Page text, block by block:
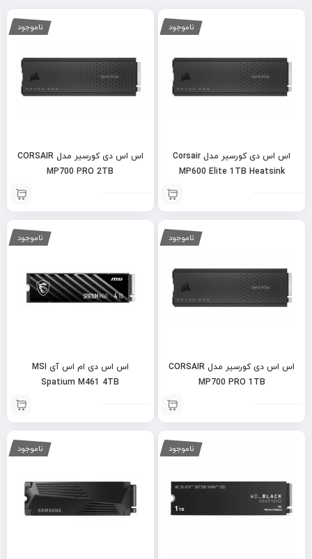
ناموجود
اس اس دی کورسیر مدل Corsair
MP600 Elite 1TB Heatsink
ناموجود
اس اس دی کورسیر مدل CORSAIR
MP700 PRO 2TB
ناموجود
اس اس دی کورسیر مدل CORSAIR
MP700 PRO 1TB
ناموجود
اس اس دی ام اس آی MSI
Spatium M461 4TB
ناموجود ناموجود